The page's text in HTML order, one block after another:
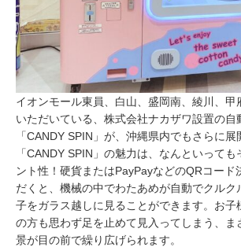
イオンモール東員、白山、盛岡南、綾川、甲
いただいている、株式会社ナカザワ設置の自
「CANDY SPIN」が、沖縄県内でもさらに展
「CANDY SPIN」の魅力は、なんといって
ント性！硬貨またはPayPayなどのQRコード
だくと、機械の中でわたあめが自動でクルク
子をガラス越しに見ることができます。お子
の方も思わず足を止めて見入ってしまう、ま
景が目の前で繰り広げられます。